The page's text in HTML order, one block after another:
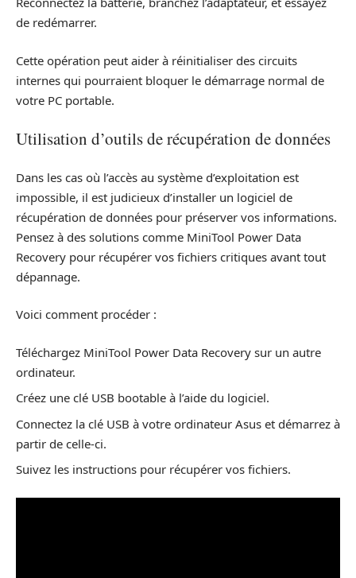
de redémarrer.
Cette opération peut aider à réinitialiser des circuits
internes qui pourraient bloquer le démarrage normal de
votre PC portable.
Utilisation d’outils de récupération de données
Dans les cas où l’accès au système d’exploitation est
impossible, il est judicieux d’installer un logiciel de
récupération de données pour préserver vos informations.
Pensez à des solutions comme MiniTool Power Data
Recovery pour récupérer vos fichiers critiques avant tout
dépannage.
Voici comment procéder :
Téléchargez MiniTool Power Data Recovery sur un autre
ordinateur.
Créez une clé USB bootable à l’aide du logiciel.
Connectez la clé USB à votre ordinateur Asus et démarrez à
partir de celle-ci.
Suivez les instructions pour récupérer vos fichiers.